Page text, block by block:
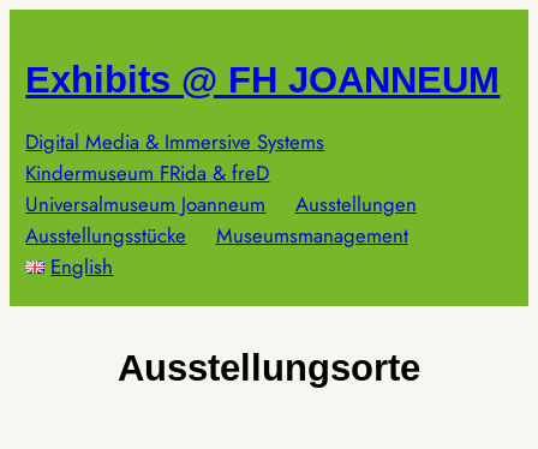
springen
Exhibits @ FH JOANNEUM
Digital Media & Immersive Systems
Kindermuseum FRida & freD
Universalmuseum Joanneum
Ausstellungen
Ausstellungsstücke
Museumsmanagement
English
Ausstellungsorte